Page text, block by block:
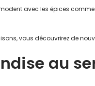
avec les épices
vous découvrirez de
au